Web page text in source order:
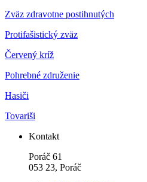
Zväz zdravotne postihnutých
Protifašistický zväz
Červený kríž
Pohrebné združenie
Hasiči
Tovariši
Kontakt
Poráč 61
053 23, Poráč